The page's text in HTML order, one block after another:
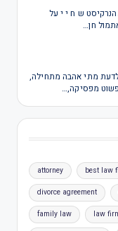
ש ח י י על
חן…
לדעת מתי אהבה מתחילה,
מפסיקה,…
attorney best law
divorce agreement
family law law